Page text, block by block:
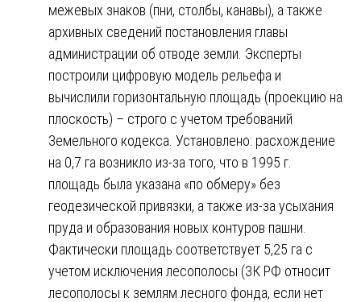
межевых знаков (пни, столбы, канавы), а также
архивных сведений постановления главы
администрации об отводе земли. Эксперты
построили цифровую модель рельефа и
вычислили горизонтальную площадь (проекцию на
плоскость) – строго с учетом требований
Земельного кодекса. Установлено: расхождение
на 0,7 га возникло из-за того, что в 1995 г.
площадь была указана «по обмеру» без
геодезической привязки, а также из-за усыхания
пруда и образования новых контуров пашни.
Фактически площадь соответствует 5,25 га с
учетом исключения лесополосы (ЗК РФ относит
лесополосы к землям лесного фонда, если нет